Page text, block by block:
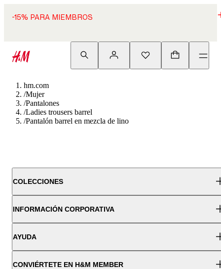
-15% PARA MIEMBROS
hm.com
/Mujer
/Pantalones
/Ladies trousers barrel
/Pantalón barrel en mezcla de lino
COLECCIONES
INFORMACIÓN CORPORATIVA
AYUDA
CONVIÉRTETE EN H&M MEMBER